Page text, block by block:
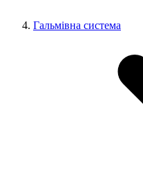
Гальмівна система